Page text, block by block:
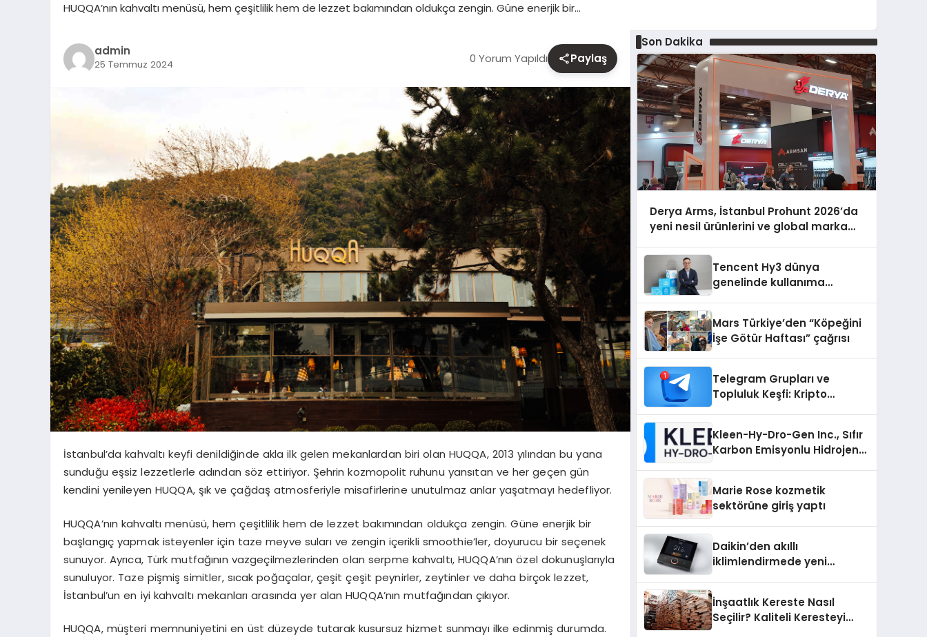
HUQQA’nın kahvaltı menüsü, hem çeşitlilik hem de lezzet bakımından oldukça zengin. Güne enerjik bir…
admin
25 Temmuz 2024 0 Yorum Yapıldı Paylaş
İstanbul’da kahvaltı keyfi denildiğinde akla ilk gelen mekanlardan biri olan HUQQA, 2013 yılından bu yana
sunduğu eşsiz lezzetlerle adından söz ettiriyor. Şehrin kozmopolit ruhunu yansıtan ve her geçen gün
kendini yenileyen HUQQA, şık ve çağdaş atmosferiyle misafirlerine unutulmaz anlar yaşatmayı hedefliyor.
HUQQA’nın kahvaltı menüsü, hem çeşitlilik hem de lezzet bakımından oldukça zengin. Güne enerjik bir
başlangıç yapmak isteyenler için taze meyve suları ve zengin içerikli smoothie’ler, doyurucu bir seçenek
sunuyor. Ayrıca, Türk mutfağının vazgeçilmezlerinden olan serpme kahvaltı, HUQQA’nın özel dokunuşlarıyla
sunuluyor. Taze pişmiş simitler, sıcak poğaçalar, çeşit çeşit peynirler, zeytinler ve daha birçok lezzet,
İstanbul’un en iyi kahvaltı mekanları arasında yer alan HUQQA’nın mutfağından çıkıyor.
HUQQA, müşteri memnuniyetini en üst düzeyde tutarak kusursuz hizmet sunmayı ilke edinmiş durumda.
Son Dakika
Derya Arms, İstanbul Prohunt 2026’da
yeni nesil ürünlerini ve global marka
Tencent Hy3 dünya
genelinde kullanıma
Mars Türkiye’den “Köpeğini
İşe Götür Haftası” çağrısı
Telegram Grupları ve
Topluluk Keşfi: Kripto
Kleen-Hy-Dro-Gen Inc., Sıfır
Karbon Emisyonlu Hidrojen
Aldı
Marie Rose kozmetik
sektörüne giriş yaptı
Daikin’den akıllı
iklimlendirmede yeni
İnşaatlık Kereste Nasıl
Seçilir? Kaliteli Keresteyi